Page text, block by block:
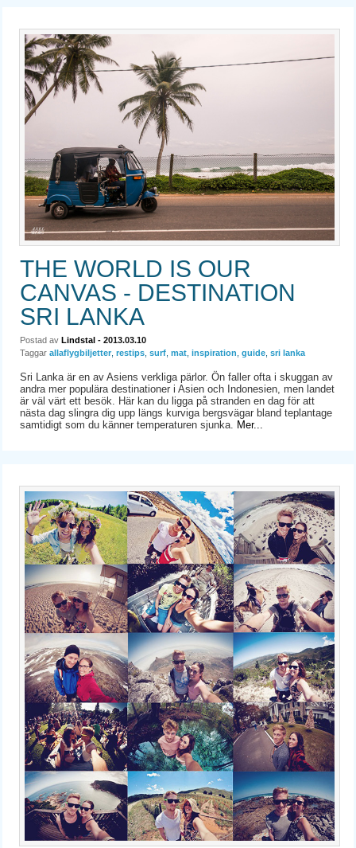
THE WORLD IS OUR
CANVAS - DESTINATION
SRI LANKA
Postad av Lindstal - 2013.03.10
Taggar allaflygbiljetter ,restips ,surf ,mat ,inspiration ,guide ,sri lanka
Sri Lanka är en av Asiens verkliga pärlor. Ön faller ofta i skuggan av
andra mer populära destinationer i Asien och Indonesien, men landet
är väl värt ett besök. Här kan du ligga på stranden en dag för att
nästa dag slingra dig upp längs kurviga bergsvägar bland teplantage
samtidigt som du känner temperaturen sjunka. Mer...